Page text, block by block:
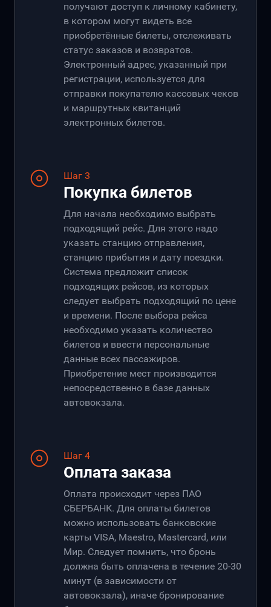
получают доступ к личному кабинету,
в котором могут видеть все
приобретённые билеты, отслеживать
статус заказов и возвратов.
Электронный адрес, указанный при
регистрации, используется для
отправки покупателю кассовых чеков
и маршрутных квитанций
электронных билетов.
Шаг 3
Покупка билетов
Для начала необходимо выбрать
подходящий рейс. Для этого надо
указать станцию отправления,
станцию прибытия и дату поездки.
Система предложит список
подходящих рейсов, из которых
следует выбрать подходящий по цене
и времени. После выбора рейса
необходимо указать количество
билетов и ввести персональные
данные всех пассажиров.
Приобретение мест производится
непосредственно в базе данных
автовокзала.
Шаг 4
Оплата заказа
Оплата происходит через ПАО
СБЕРБАНК. Для оплаты билетов
можно использовать банковские
карты VISA, Maestro, Mastercard, или
Мир. Следует помнить, что бронь
должна быть оплачена в течение 20-30
минут (в зависимости от
автовокзала), иначе бронирование